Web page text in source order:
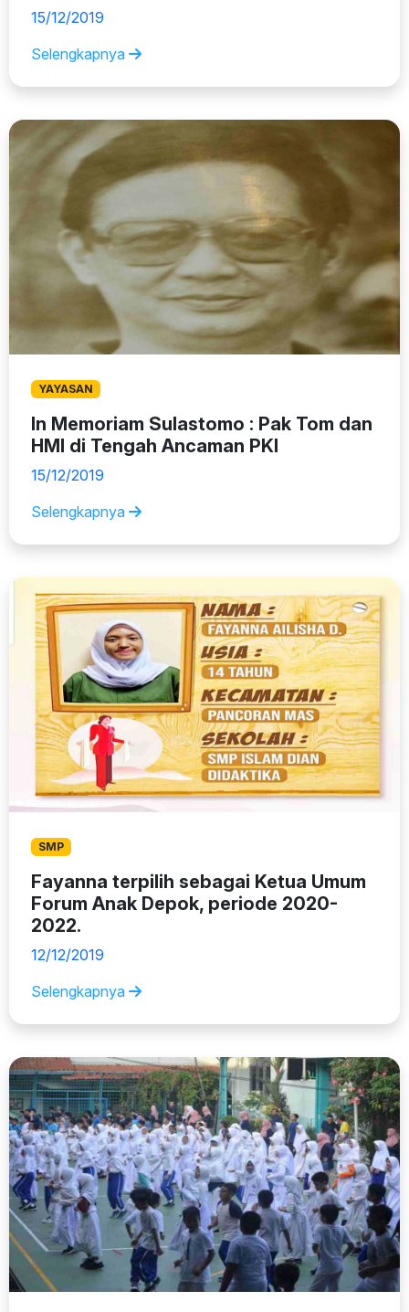
15/12/2019
Selengkapnya
YAYASAN
In Memoriam Sulastomo : Pak Tom dan
HMI di Tengah Ancaman PKI
15/12/2019
Selengkapnya
SMP
Fayanna terpilih sebagai Ketua Umum
Forum Anak Depok, periode 2020-
2022.
12/12/2019
Selengkapnya